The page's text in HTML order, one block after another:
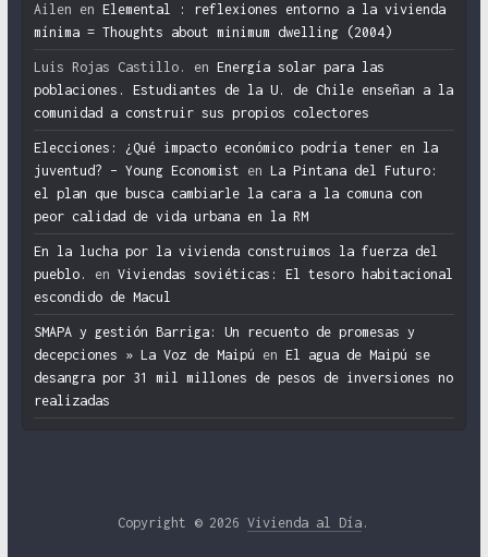
Ailen en Elemental : reflexiones entorno a la vivienda
mínima = Thoughts about minimum dwelling (2004)
Luis Rojas Castillo. en Energía solar para las
poblaciones. Estudiantes de la U. de Chile enseñan a la
comunidad a construir sus propios colectores
Elecciones: ¿Qué impacto económico podría tener en la
juventud? – Young Economist en La Pintana del Futuro:
el plan que busca cambiarle la cara a la comuna con
peor calidad de vida urbana en la RM
En la lucha por la vivienda construimos la fuerza del
pueblo.
en Viviendas soviéticas: El tesoro habitacional
escondido de Macul
SMAPA y gestión Barriga: Un recuento de promesas y
decepciones » La Voz de Maipú en El agua de Maipú se
desangra por 31 mil millones de pesos de inversiones no
realizadas
Copyright © 2026Vivienda al Día .